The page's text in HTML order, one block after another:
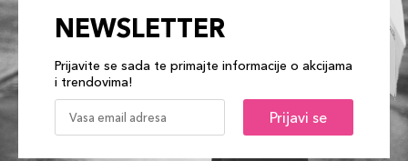
NEWSLETTER
Prijavite se sada te primajte informacije o akcijama
i trendovima!
Prijavi se